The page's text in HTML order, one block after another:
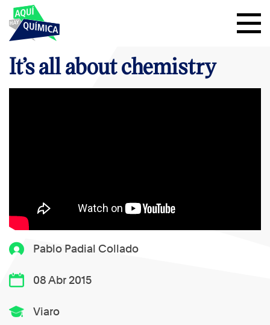
Pablo Padial Collado
08 Abr 2015
Viaro
It’s all about chemistry